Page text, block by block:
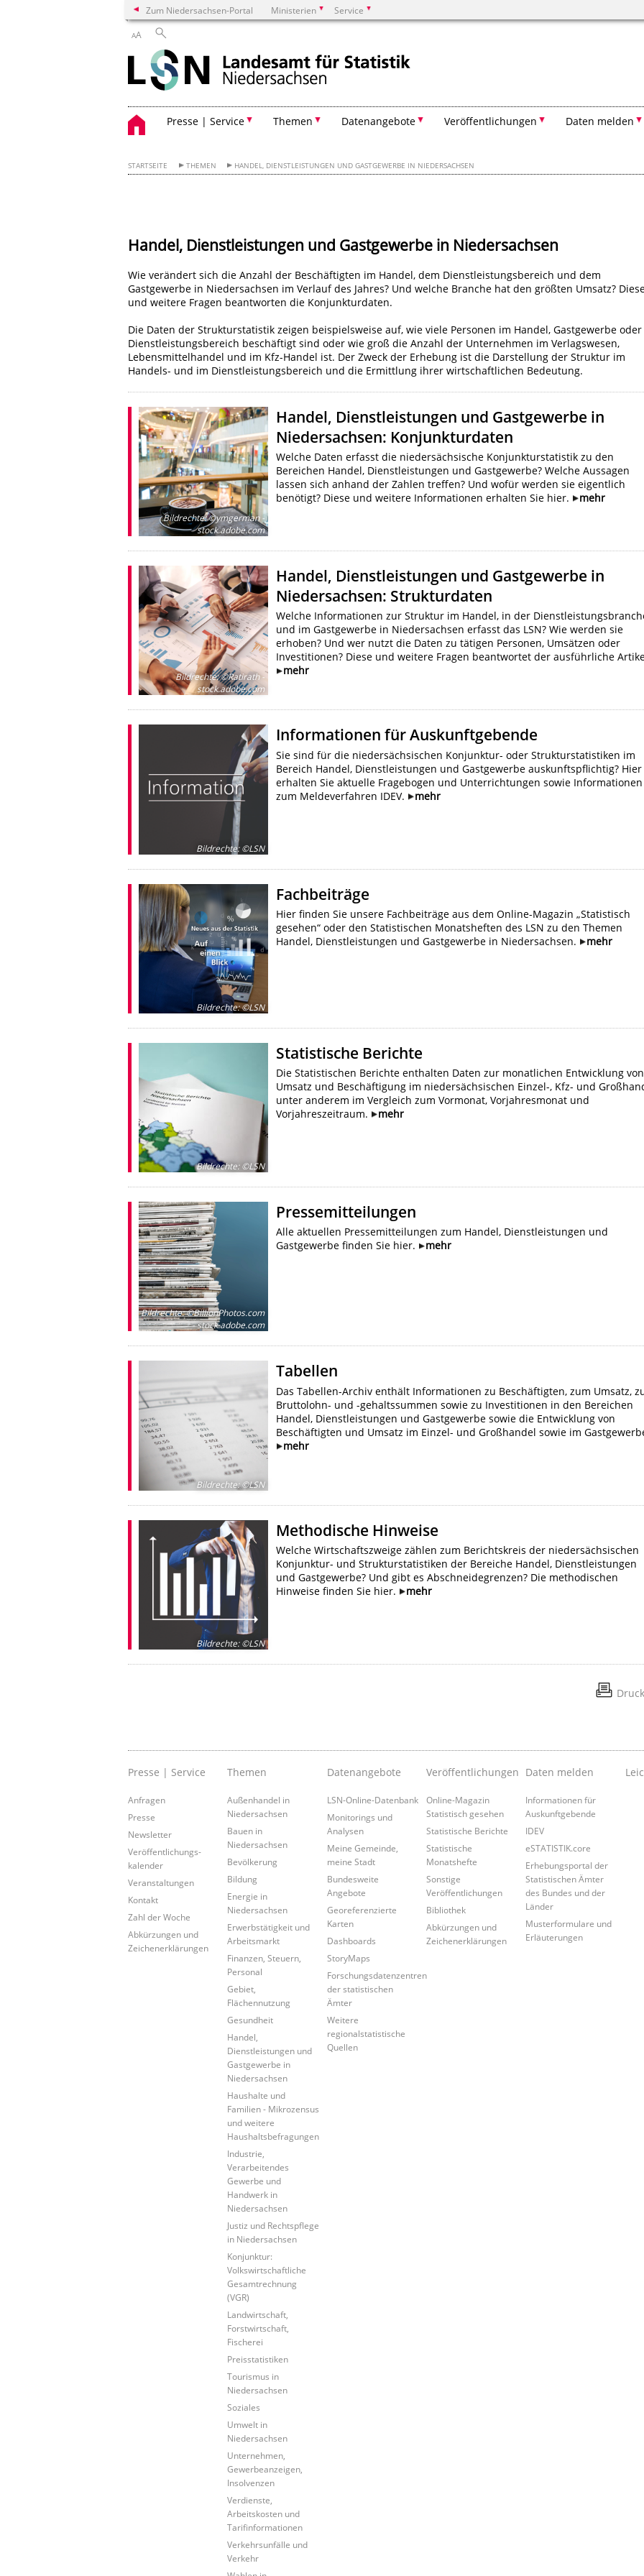
Zum Niedersachsen-Portal Ministerien Service
AA
Suchen
Presse | Service Themen Datenangebote Veröffentlichungen Daten melden
STARTSEITE THEMEN HANDEL, DIENSTLEISTUNGEN UND GASTGEWERBE IN NIEDERSACHSEN
Handel, Dienstleistungen und Gastgewerbe in Niedersachsen
Wie verändert sich die Anzahl der Beschäftigten im Handel, dem Dienstleistungsbereich und dem
Gastgewerbe in Niedersachsen im Verlauf des Jahres? Und welche Branche hat den größten Umsatz?
und weitere Fragen beantworten die Konjunkturdaten.
Die Daten der Strukturstatistik zeigen beispielsweise auf, wie viele Personen im Handel, Gastgewerbe
Dienstleistungsbereich beschäftigt sind oder wie groß die Anzahl der Unternehmen im Verlagswesen,
Lebensmittelhandel und im Kfz-Handel ist. Der Zweck der Erhebung ist die Darstellung der Struktur im
Handels- und im Dienstleistungsbereich und die Ermittlung ihrer wirtschaftlichen Bedeutung.
Bildrechte:©ymgerman -
stock.adobe.com
Handel, Dienstleistungen und Gastgewerbe in
Niedersachsen: Konjunkturdaten
Welche Daten erfasst die niedersächsische Konjunkturstatistik zu den
Bereichen Handel, Dienstleistungen und Gastgewerbe? Welche Aussagen
lassen sich anhand der Zahlen treffen? Und wofür werden sie eigentlich
benötigt? Diese und weitere Informationen erhalten Sie hier.
mehr
Bildrechte:©Ratirath -
stock.adobe.com
Handel, Dienstleistungen und Gastgewerbe in
Niedersachsen: Strukturdaten
Welche Informationen zur Struktur im Handel, in der
und im Gastgewerbe in Niedersachsen erfasst das LSN? Wie werden sie
erhoben? Und wer nutzt die Daten zu tätigen Personen, Umsätzen oder
Investitionen? Diese und weitere Fragen beantwortet der ausführliche
mehr
Bildrechte:©LSN
Informationen für Auskunftgebende
Sie sind für die niedersächsischen Konjunktur- oder Strukturstatistiken im
Bereich Handel, Dienstleistungen und Gastgewerbe auskunftspflichtig? Hier
erhalten Sie aktuelle Fragebogen und Unterrichtungen sowie Informationen
zum Meldeverfahren IDEV.
mehr
Bildrechte:©LSN
Fachbeiträge
Hier finden Sie unsere Fachbeiträge aus dem Online-Magazin „Statistisch
gesehen“ oder den Statistischen Monatsheften des LSN zu den Themen
Handel, Dienstleistungen und Gastgewerbe in Niedersachsen.
mehr
Bildrechte:©LSN
Statistische Berichte
Die Statistischen Berichte enthalten Daten zur monatlichen Entwicklung von
Umsatz und Beschäftigung im niedersächsischen Einzel-, Kfz- und
unter anderem im Vergleich zum Vormonat, Vorjahresmonat und
Vorjahreszeitraum.
mehr
Bildrechte:©BillionPhotos.com
- stock.adobe.com
Pressemitteilungen
Alle aktuellen Pressemitteilungen zum Handel, Dienstleistungen und
Gastgewerbe finden Sie hier.
mehr
Bildrechte:©LSN
Tabellen
Das Tabellen-Archiv enthält Informationen zu Beschäftigten, zum Umsatz,
Bruttolohn- und -gehaltssummen sowie zu Investitionen in den Bereichen
Handel, Dienstleistungen und Gastgewerbe sowie die Entwicklung von
Beschäftigten und Umsatz im Einzel- und Großhandel sowie im
mehr
Bildrechte:©LSN
Methodische Hinweise
Welche Wirtschaftszweige zählen zum Berichtskreis der niedersächsischen
Konjunktur- und Strukturstatistiken der Bereiche Handel, Dienstleistungen
und Gastgewerbe? Und gibt es Abschneidegrenzen? Die methodischen
Hinweise finden Sie hier.
mehr
Presse | Service
Anfragen
Presse
Newsletter
Veröffentlichungs-
kalender
Veranstaltungen
Kontakt
Zahl der Woche
Abkürzungen und
Zeichenerklärungen
Themen
Außenhandel in
Niedersachsen
Bauen in
Niedersachsen
Bevölkerung
Bildung
Energie in
Niedersachsen
Erwerbstätigkeit und
Arbeitsmarkt
Finanzen, Steuern,
Personal
Gebiet,
Flächennutzung
Gesundheit
Handel,
Dienstleistungen und
Gastgewerbe in
Niedersachsen
Haushalte und
Familien - Mikrozensus
und weitere
Haushaltsbefragungen
Industrie,
Verarbeitendes
Gewerbe und
Handwerk in
Niedersachsen
Justiz und Rechtspflege
in Niedersachsen
Konjunktur:
Volkswirtschaftliche
Gesamtrechnung
(VGR)
Landwirtschaft,
Forstwirtschaft,
Fischerei
Preisstatistiken
Tourismus in
Niedersachsen
Soziales
Umwelt in
Niedersachsen
Unternehmen,
Gewerbeanzeigen,
Insolvenzen
Verdienste,
Arbeitskosten und
Tarifinformationen
Verkehrsunfälle und
Verkehr
Datenangebote
LSN-Online-Datenbank
Monitorings und
Analysen
Meine Gemeinde,
meine Stadt
Bundesweite
Angebote
Georeferenzierte
Karten
Dashboards
StoryMaps
Forschungsdatenzentren
der statistischen
Ämter
Weitere
regionalstatistische
Quellen
Veröffentlichungen
Online-Magazin
Statistisch gesehen
Statistische Berichte
Statistische
Monatshefte
Sonstige
Veröffentlichungen
Bibliothek
Abkürzungen und
Zeichenerklärungen
Daten melden
Informationen für
Auskunftgebende
IDEV
eSTATISTIK.core
Erhebungsportal der
Statistischen Ämter
des Bundes und der
Länder
Musterformulare und
Erläuterungen